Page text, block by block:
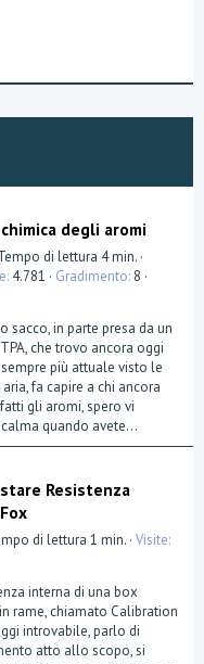
degli aromi
di lettura 4 min.
4.781 Gradimento 8
sacco, in parte presa da un
che trovo ancora oggi
più attuale visto le
fa capire a chi ancora
gli aromi, spero vi
quando avete...
Resistenza
di lettura 1 min. Visite
interna di una box
rame, chiamato Calibration
introvabile, parlo di
atto allo scopo, si